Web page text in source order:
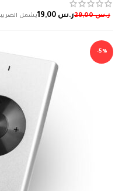
ر.س29,00 ر.س
-5%